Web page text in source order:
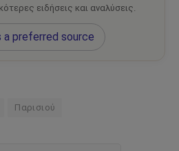
ειδήσεις και αναλύσεις.
a preferred source
Παρισιού